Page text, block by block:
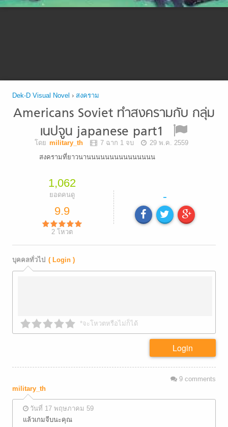
Dek-D Visual Novel › สงคราม
Americans Soviet ทำสงครามกับ กลุ่ม
เนปจูน japanese part1
โดย military_th 7 ฉาก 1 จบ
29 พ.ค. 2559
สงครามที่ยาวนานนนนนนนนนนนนนนน
1,062
ยอดคนดู
9.9
2โหวต
-
บุคคลทั่วไป ( Login )
*จะโหวตหรือไม่ก็ได้
Login
9comments
military_th
วันที่ 17 พฤษภาคม 59
แล้วเกมจีบนะคุณ